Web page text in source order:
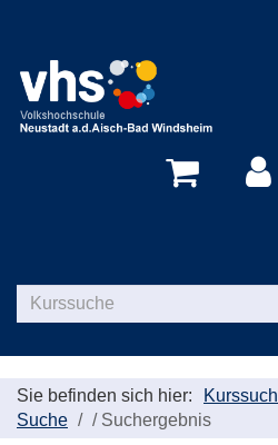
Sie befinden sich hier:
Suche
/ Suchergebnis